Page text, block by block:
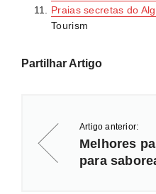
Praias secretas do
Tourism
Partilhar Artigo
Artigo anterior:
Melhores
para